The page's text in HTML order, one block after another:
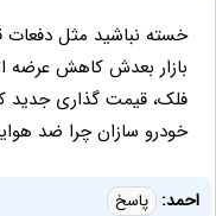
خسته نباشید مثل
بازار بعدش کاهش عرضه
فلک، قیمت گذاری جدید
خودرو سازان چرا ضد
احمد: پاسخ